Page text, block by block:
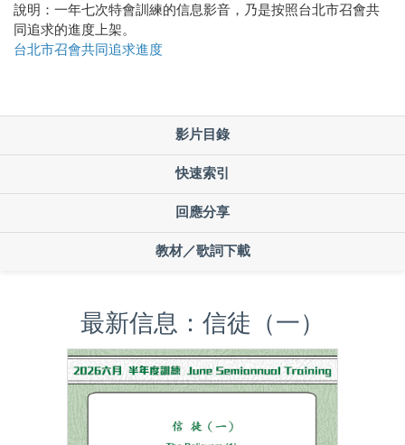
說明：一年七次特會訓練的信息影音，乃是按照台北市召會共
同追求的進度上架。
台北市召會共同追求進度
影片目錄
快速索引
回應分享
教材／歌詞下載
最新信息：信徒（一）